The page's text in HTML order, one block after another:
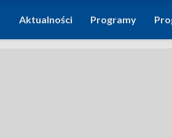
Aktualności Programy